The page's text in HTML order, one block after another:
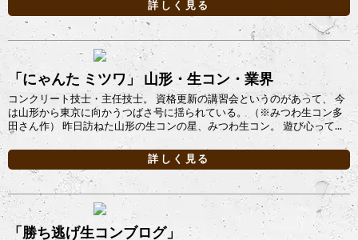
詳しく見る
「にゃんた ミツワ」 山形・生コン・業界
コンクリート技士・主任技士。 資格更新の講習会というのがあって、 今
は山形から東京に向かうつばさ号に揺られている。 （※みつわ生コン多
田さん作） 昨日訪ねた山形の生コンの星、みつわ生コン。 遊び心って...
詳しく見る
「勝ち逃げ生コンブログ」